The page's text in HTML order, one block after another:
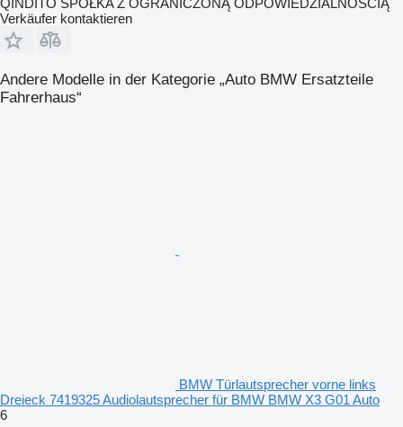
QINDITO SPÓŁKA Z OGRANICZONĄ ODPOWIEDZIALNOŚCIĄ
Verkäufer kontaktieren
Andere Modelle in der Kategorie „Auto BMW Ersatzteile
Fahrerhaus“
BMW Türlautsprecher vorne links
Dreieck 7419325 Audiolautsprecher für BMW BMW X3 G01 Auto
6